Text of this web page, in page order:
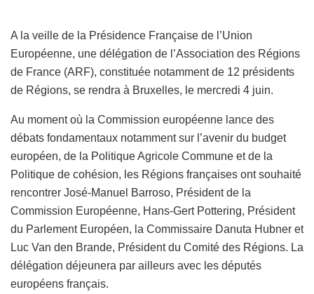
A la veille de la Présidence Française de l’Union
Européenne, une délégation de l’Association des Régions
de France (ARF), constituée notamment de 12 présidents
de Régions, se rendra à Bruxelles, le mercredi 4 juin.
Au moment où la Commission européenne lance des
débats fondamentaux notamment sur l’avenir du budget
européen, de la Politique Agricole Commune et de la
Politique de cohésion, les Régions françaises ont souhaité
rencontrer José-Manuel Barroso, Président de la
Commission Européenne, Hans-Gert Pottering, Président
du Parlement Européen, la Commissaire Danuta Hubner et
Luc Van den Brande, Président du Comité des Régions. La
délégation déjeunera par ailleurs avec les députés
européens français.